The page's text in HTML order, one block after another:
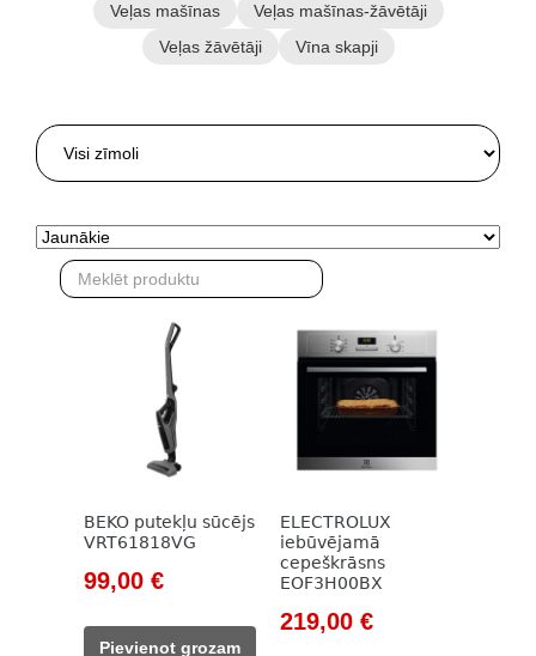
Veļas mašīnas
Veļas mašīnas-žāvētāji
Veļas žāvētāji
Vīna skapji
BEKO putekļu sūcējs
VRT61818VG
Original
was:
99,00 €Current
Pievienot grozam
ELECTROLUX
iebūvējamā
cepeškrāsns
EOF3H00BX
Original
219,00 €Current